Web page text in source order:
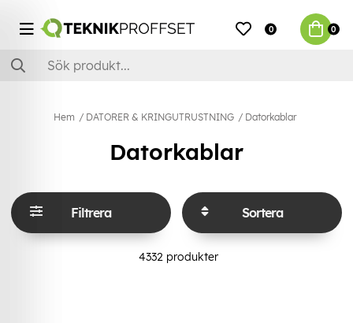
0 0
Hem DATORER & KRINGUTRUSTNING Datorkablar
Datorkablar
Filtrera Sortera
4332produkter